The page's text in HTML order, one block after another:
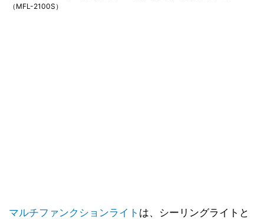
（MFL-2100S）
マルチファンクションライト は、シーリングライトと